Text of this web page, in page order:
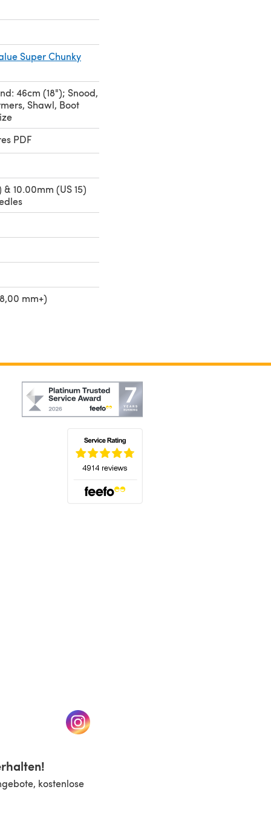
Super Chunky
46cm (18"); Snood,
Shawl, Boot
PDF
10.00mm (US 15)
mm+)
neuen Tab)(öffnet sich in einem neuen Tab)
kostenlose